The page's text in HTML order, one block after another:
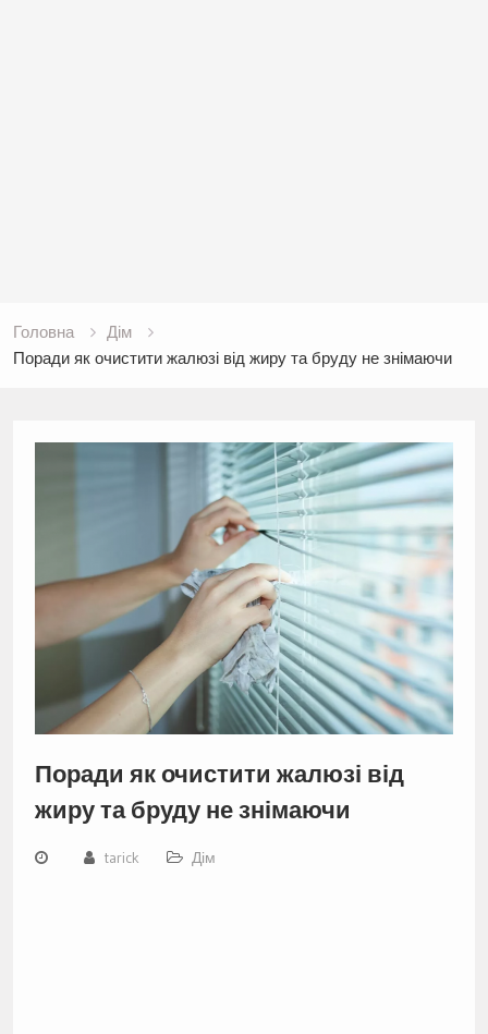
Головна
Дім
Поради як очистити жалюзі від жиру та бруду не знімаючи
Поради як очистити жалюзі від
жиру та бруду не знімаючи
tarick Дім